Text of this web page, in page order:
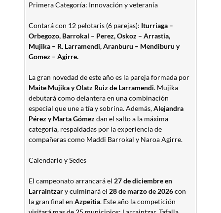
Primera Categoría: Innovación y veteranía
Contará con 12 pelotaris (6 parejas): Iturriaga –
Orbegozo, Barrokal – Perez, Oskoz – Arrastia,
Mujika – R. Larramendi, Aranburu – Mendiburu y
Gomez – Agirre.
La gran novedad de este año es la pareja formada por
Maite Mujika y Olatz Ruiz de Larramendi. Mujika
debutará como delantera en una combinación
especial que une a tía y sobrina. Además,Alejandra
Pérez y Marta Gómezdan el salto a la máxima
categoría, respaldadas por la experiencia de
compañeras como Maddi Barrokal y Naroa Agirre.
Calendario y Sedes
El campeonato arrancará el 27 de diciembre en
Larraintzary culminará el 28 de marzo de 2026con
la gran final enAzpeitia. Este año la competición